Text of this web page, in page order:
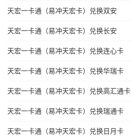
天宏一卡通（易冲天宏卡）兑换双安
天宏一卡通（易冲天宏卡）兑换长安
天宏一卡通（易冲天宏卡）兑换连心卡
天宏一卡通（易冲天宏卡）兑换华瑞卡
天宏一卡通（易冲天宏卡）兑换高汇通卡
天宏一卡通（易冲天宏卡）兑换瑞通卡
天宏一卡通（易冲天宏卡）兑换日月卡